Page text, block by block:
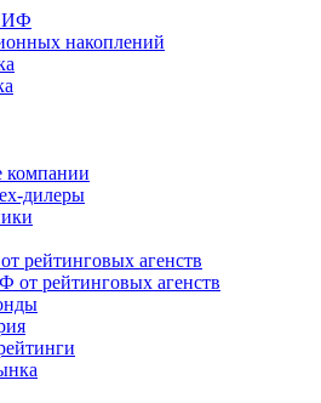
накоплений
дилеры
рейтинговых агенств
от рейтинговых агенств